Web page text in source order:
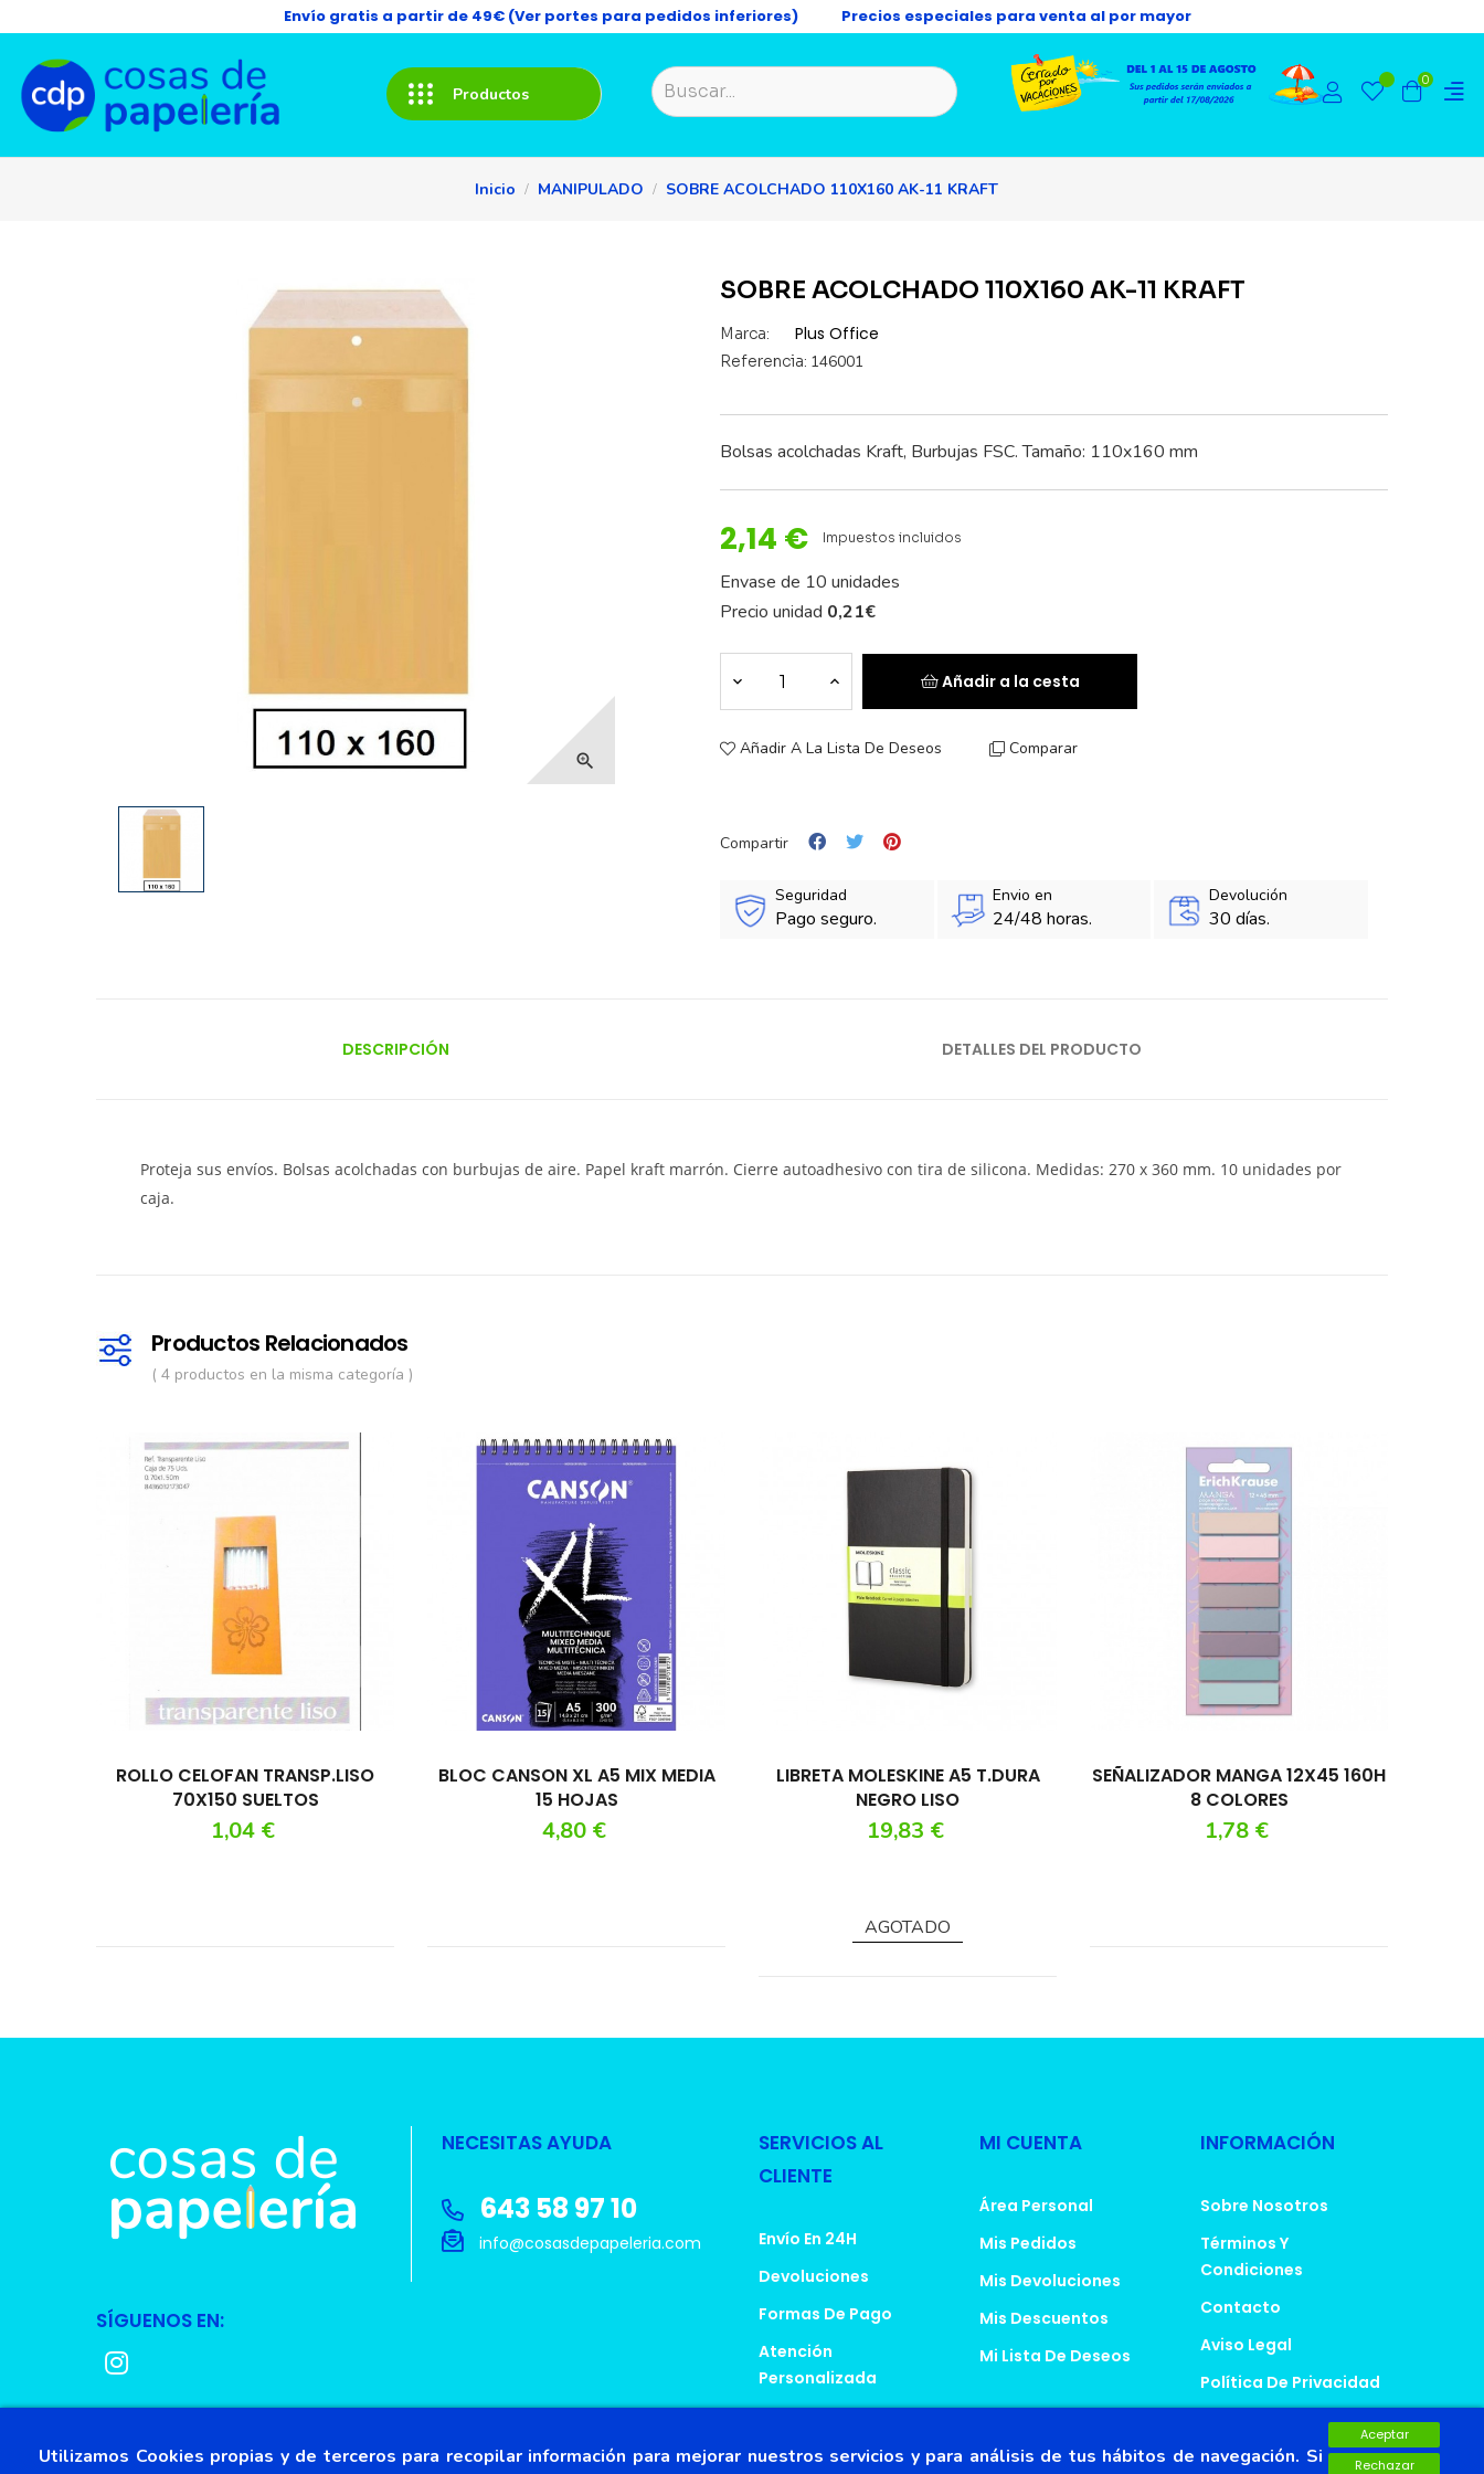
Utilizamos Cookies propias y de terceros para recopilar información para mejorar nuestros servicios y para análisis de tus hábitos de navegación. Si
Aceptar
Rechazar
Envío gratis a partir de 49€ (Ver portes para pedidos inferiores) Precios especiales para venta al por mayor
Productos
0
Inicio MANIPULADO SOBRE ACOLCHADO 110X160 AK-11 KRAFT

SOBRE ACOLCHADO 110X160 AK-11 KRAFT
Marca: Plus Office
Referencia: 146001
Bolsas acolchadas Kraft, Burbujas FSC. Tamaño: 110x160 mm
2,14 € Impuestos incluidos
Envase de 10 unidades
Precio unidad 0,21€
Añadir a la cesta
Añadir A La Lista De Deseos Comparar
Compartir
Seguridad
Pago seguro.
Envio en
24/48 horas.
Devolución
30 días.
DESCRIPCIÓN DETALLES DEL PRODUCTO
Proteja sus envíos. Bolsas acolchadas con burbujas de aire. Papel kraft marrón. Cierre autoadhesivo con tira de silicona. Medidas: 270 x 360 mm. 10 unidades por
caja.
Productos Relacionados
( 4 productos en la misma categoría )
ROLLO CELOFAN TRANSP.LISO
70X150 SUELTOS
Precio
1,04 €
BLOC CANSON XL A5 MIX MEDIA
15 HOJAS
Precio
4,80 €
LIBRETA MOLESKINE A5 T.DURA
NEGRO LISO
Precio
19,83 €
AGOTADO
SEÑALIZADOR MANGA 12X45 160H
8 COLORES
Precio
1,78 €
SÍGUENOS EN:
NECESITAS AYUDA
643 58 97 10
info@cosasdepapeleria.com
SERVICIOS AL
CLIENTE
Envío En 24H
Devoluciones
Formas De Pago
Atención
Personalizada
MI CUENTA
Área Personal
Mis Pedidos
Mis Devoluciones
Mis Descuentos
Mi Lista De Deseos
INFORMACIÓN
Sobre Nosotros
Términos Y
Condiciones
Contacto
Aviso Legal
Política De Privacidad
Política De Cookies